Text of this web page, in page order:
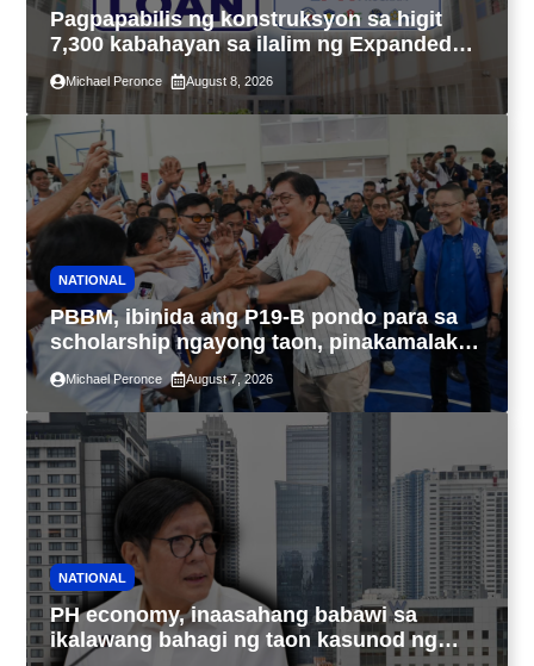
Pagpapabilis ng konstruksyon sa higit
7,300 kabahayan sa ilalim ng Expanded
4PH, posible na sa pagtutulungan ng Pag-
IBIG at P.A. Alvarez
Michael Peronce August 8, 2026
NATIONAL
PBBM, ibinida ang P19-B pondo para sa
scholarship ngayong taon, pinakamalaki
sa kasaysayan ng TESDA
Michael Peronce August 7, 2026
NATIONAL
PH economy, inaasahang babawi sa
ikalawang bahagi ng taon kasunod ng